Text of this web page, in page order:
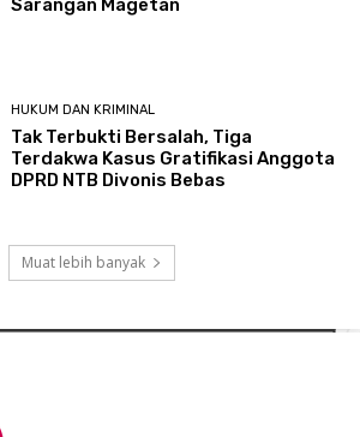
Sarangan Magetan
HUKUM DAN KRIMINAL
Tak Terbukti Bersalah, Tiga
Terdakwa Kasus Gratifikasi Anggota
DPRD NTB Divonis Bebas
Muat lebih banyak